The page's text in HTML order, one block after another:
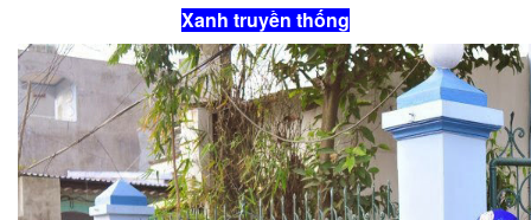
Xanh truyền thống